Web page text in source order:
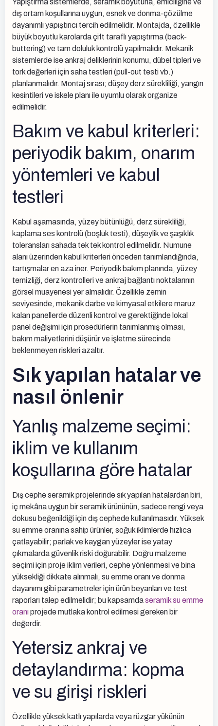
Yapıştırma sistemlerde, seramik boyutuna, emiciliğine ve
dış ortam koşullarına uygun, esnek ve donma-çözülme
dayanımlı yapıştırıcı tercih edilmelidir. Montajda, özellikle
büyük boyutlu karolarda çift taraflı yapıştırma (back-
buttering) ve tam doluluk kontrolü yapılmalıdır. Mekanik
sistemlerde ise ankraj deliklerinin konumu, dübel tipleri ve
tork değerleri için saha testleri (pull-out testi vb.)
planlanmalıdır. Montaj sırası; düşey derz sürekliliği, yangın
kesintileri ve iskele planı ile uyumlu olarak organize
edilmelidir.
Bakım ve kabul kriterleri:
periyodik bakım, onarım
yöntemleri ve kabul
testleri
Kabul aşamasında, yüzey bütünlüğü, derz sürekliliği,
kaplama ses kontrolü (boşluk testi), düşeylik ve şaşıklık
toleransları sahada tek tek kontrol edilmelidir. Numune
alanı üzerinden kabul kriterleri önceden tanımlandığında,
tartışmalar en aza iner. Periyodik bakım planında, yüzey
temizliği, derz kontrolleri ve ankraj bağlantı noktalarının
görsel muayenesi yer almalıdır. Özellikle zemin
seviyesinde, mekanik darbe ve kimyasal etkilere maruz
kalan panellerde düzenli kontrol ve gerektiğinde lokal
panel değişimi için prosedürlerin tanımlanmış olması,
bakım maliyetlerini düşürür ve işletme sürecinde
beklenmeyen riskleri azaltır.
Sık yapılan hatalar ve
nasıl önlenir
Yanlış malzeme seçimi:
iklim ve kullanım
koşullarına göre hatalar
Dış cephe seramik projelerinde sık yapılan hatalardan biri,
iç mekâna uygun bir seramik ürününün, sadece rengi veya
dokusu beğenildiği için dış cephede kullanılmasıdır. Yüksek
su emme oranına sahip ürünler, soğuk iklimlerde hızlıca
çatlayabilir; parlak ve kaygan yüzeyler ise yatay
çıkmalarda güvenlik riski doğurabilir. Doğru malzeme
seçimi için proje iklim verileri, cephe yönlenmesi ve bina
yüksekliği dikkate alınmalı, su emme oranı ve donma
dayanımı gibi parametreler için ürün beyanları ve test
raporları talep edilmelidir; bu kapsamdaseramik su emme
oranıprojede mutlaka kontrol edilmesi gereken bir
değerdir.
Yetersiz ankraj ve
detaylandırma: kopma
ve su girişi riskleri
Özellikle yüksek katlı yapılarda veya rüzgar yükünün